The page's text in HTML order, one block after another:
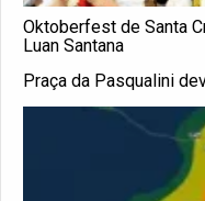
Oktoberfest de Santa
Luan Santana
Praça da Pasqualini